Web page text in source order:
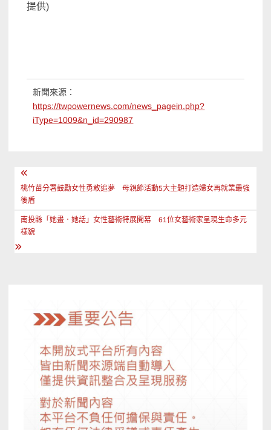
提供)
新聞來源：
https://twpowernews.com/news_pagein.php?
iType=1009&n_id=290987
文
章
導
覽
桃竹苗分署鼓勵女性勇敢追夢 母親節活動5大主題打造婦女再就業最強
後盾
南投縣「她畫．她話」女性藝術特展開幕 61位女藝術家呈現生命多元
樣貌